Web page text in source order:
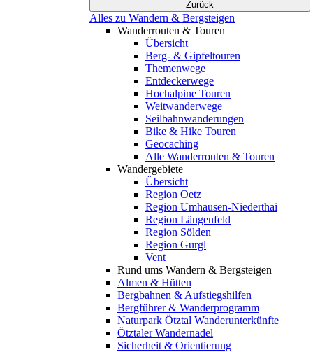
Zurück
Alles zu Wandern & Bergsteigen
Wanderrouten & Touren
Übersicht
Berg- & Gipfeltouren
Themenwege
Entdeckerwege
Hochalpine Touren
Weitwanderwege
Seilbahnwanderungen
Bike & Hike Touren
Geocaching
Alle Wanderrouten & Touren
Wandergebiete
Übersicht
Region Oetz
Region Umhausen-Niederthai
Region Längenfeld
Region Sölden
Region Gurgl
Vent
Rund ums Wandern & Bergsteigen
Almen & Hütten
Bergbahnen & Aufstiegshilfen
Bergführer & Wanderprogramm
Naturpark Ötztal Wanderunterkünfte
Ötztaler Wandernadel
Sicherheit & Orientierung